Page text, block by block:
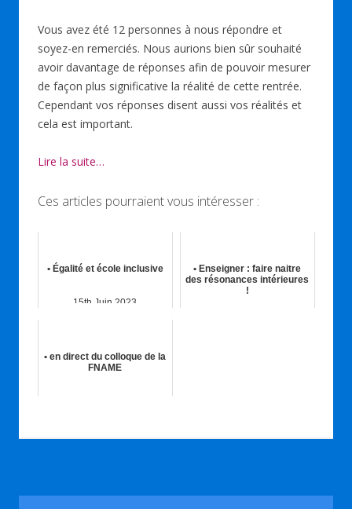
Vous avez été 12 personnes à nous répondre et
soyez-en remerciés. Nous aurions bien sûr souhaité
avoir davantage de réponses afin de pouvoir mesurer
de façon plus significative la réalité de cette rentrée.
Cependant vos réponses disent aussi vos réalités et
cela est important.
Lire la suite…
Ces articles pourraient vous intéresser :
• Égalité et école inclusive
15th Juin 2023
• Enseigner : faire naitre
des résonances intérieures
!
• en direct du colloque de la
FNAME